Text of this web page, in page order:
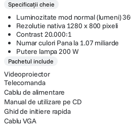
Specificații cheie
Luminozitate mod normal (lumeni)
Rezolutie nativa 1280 x 800 pixeli
Contrast 20.000:1
Numar culori Pana la 1.07 miliarde
Putere lampa 200 W
Pachetul include
Videoproiector
Telecomanda
Cablu de alimentare
Manual de utilizare pe CD
Ghid de initiere rapida
Cablu VGA